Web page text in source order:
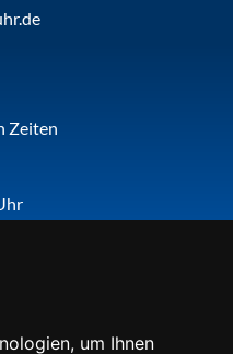
um Ihnen
Zeiten